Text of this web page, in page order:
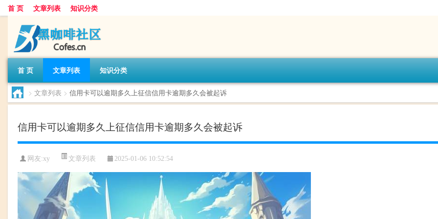
首 页 文章列表 知识分类
首 页 文章列表 知识分类
> 文章列表 > 信用卡可以逾期多久上征信信用卡逾期多久会被起诉
信用卡可以逾期多久上征信信用卡逾期多久会被起诉
网友:xy 文章列表 2025-01-06 10:52:54